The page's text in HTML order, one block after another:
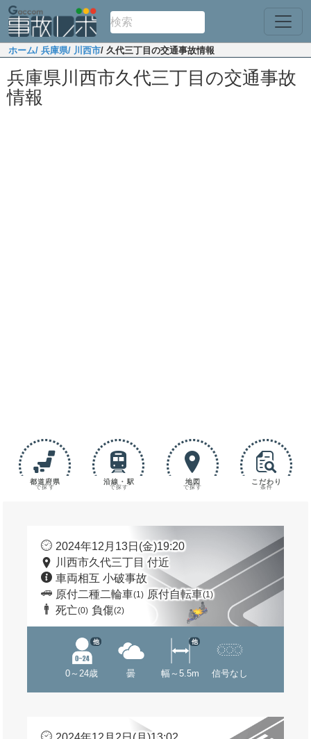
ホーム/ 兵庫県/ 川西市/ 久代三丁目の交通事故情報
兵庫県川西市久代三丁目の交通事故
情報
都道府県
で探す
沿線・駅
で探す
地図
で探す
こだわり
条件
2024年12月13日(金)19:20
川西市久代三丁目 付近
車両相互 小破事故
原付二種二輪車(1) 原付自転車(1)
死亡(0) 負傷(2)
0～24歳
他
曇 幅～5.5m
他
信号なし